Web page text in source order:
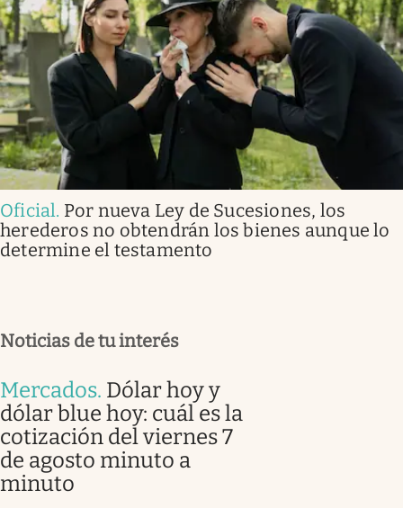
Oficial. Por nueva Ley de Sucesiones, los
herederos no obtendrán los bienes aunque lo
determine el testamento
Noticias de tu interés
Mercados. Dólar hoy y
dólar blue hoy: cuál es la
cotización del viernes 7
de agosto minuto a
minuto